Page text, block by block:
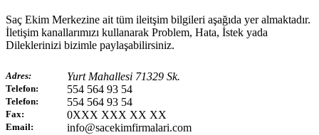
Saç Ekim Merkezine ait tüm ileitşim bilgileri aşağıda yer almaktadır.
İletişim kanallarımızı kullanarak Problem, Hata, İstek yada
Dileklerinizi bizimle paylaşabilirsiniz.
Adres: Yurt Mahallesi 71329 Sk.
Telefon: 554 564 93 54
Telefon: 554 564 93 54
Fax: 0XXX XXX XX XX
Email: info@sacekimfirmalari.com